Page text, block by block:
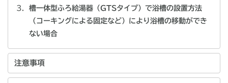
槽一体型ふろ給湯器（GTSタイプ）で浴槽の設置方法
（コーキングによる固定など）により浴槽の移動ができ
ない場合
注意事項